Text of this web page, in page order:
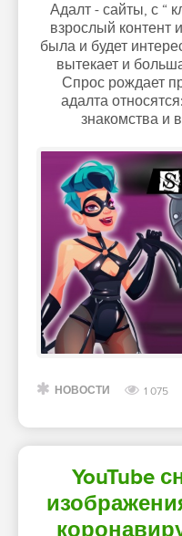
Адалт - сайты, с “
взрослый контент
была и будет
вытекает и
Спрос рождает
адалта
знакомства и
НОВОСТИ 1 075
YouTube